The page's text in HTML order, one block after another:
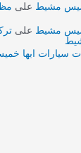
مشيط على
مشيط على
سيارات ابها